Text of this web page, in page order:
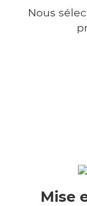
Nous
Mise